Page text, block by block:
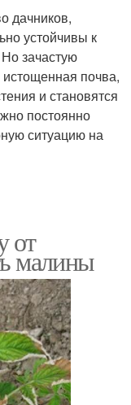
дачников,
устойчивы к
зачастую
почва,
и становятся
постоянно
ситуацию на
от
малины